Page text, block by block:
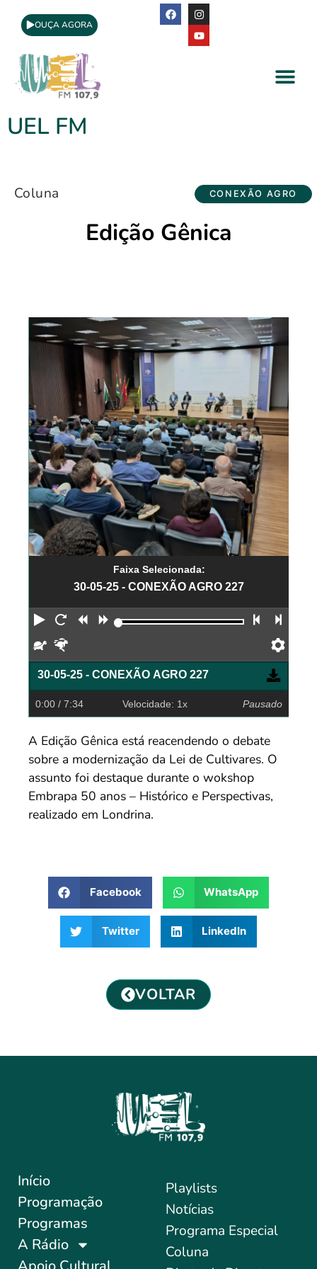
OUÇA AGORA
UEL FM
Coluna CONEXÃO AGRO
Edição Gênica
Faixa Selecionada:
30-05-25 - CONEXÃO AGRO 227
Reproduzir
Reiniciar
Retroceder
Avançar Faixa
Devagar
30-05-25 - CONEXÃO AGRO 227
0:00 / 7:34 Velocidade: 1x Pausado
A Edição Gênica está reacendendo o debate
sobre a modernização da Lei de Cultivares. O
assunto foi destaque durante o wokshop
Embrapa 50 anos – Histórico e Perspectivas,
realizado em Londrina.
Facebook WhatsApp
Twitter LinkedIn
VOLTAR
Início
Programação
Programas
A Rádio
Playlists
Notícias
Programa Especial
Coluna